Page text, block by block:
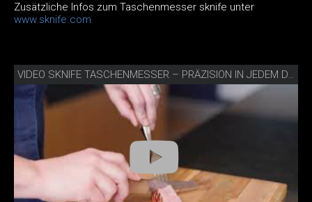
Zusätzliche Infos zum Taschenmesser sknife unter
www.sknife.com